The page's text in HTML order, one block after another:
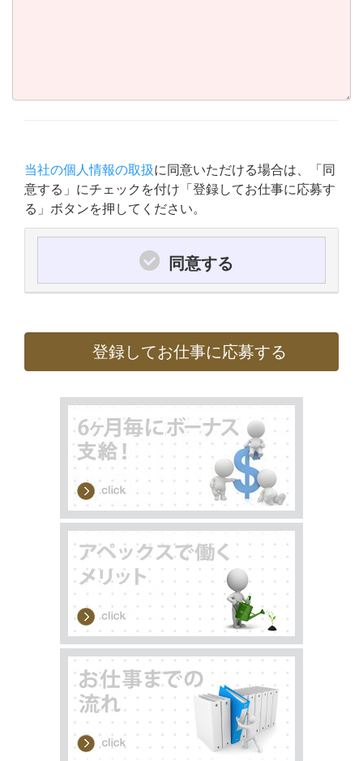
当社の個人情報の取扱に同意いただける場合は、「同
意する」にチェックを付け「登録してお仕事に応募す
る」ボタンを押してください。
同意する